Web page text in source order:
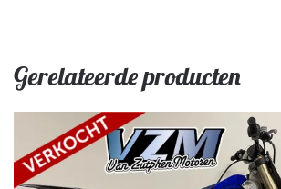
Gerelateerde producten